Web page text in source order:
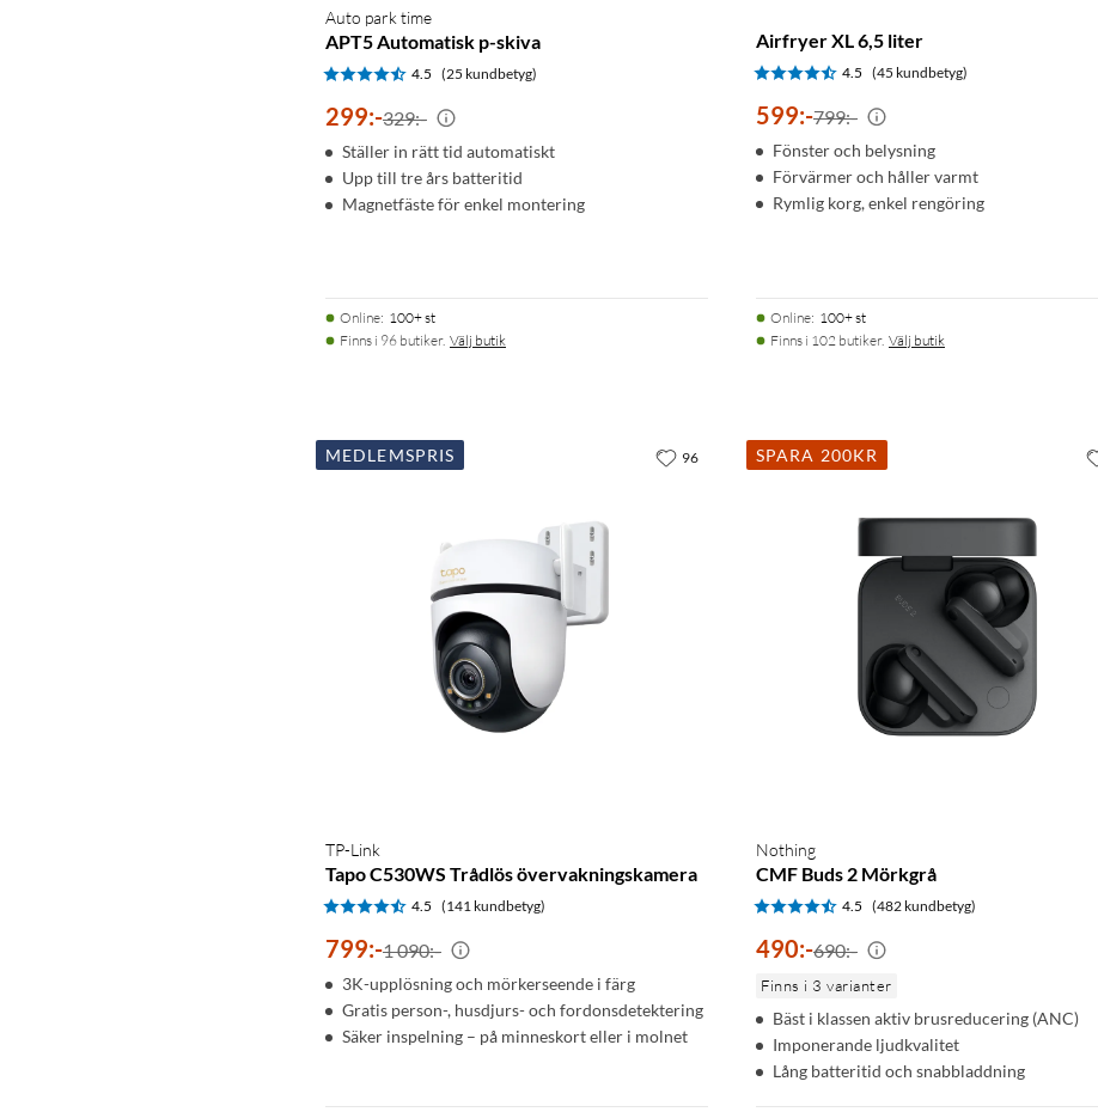
Auto park time
APT5 Automatisk p-skiva
4.5 (25 kundbetyg)
299:-329:-
Ställer in rätt tid automatiskt
Upp till tre års batteritid
Magnetfäste för enkel montering
Online: 100+ st
Finns i 96 butiker. Välj butik
Airfryer XL 6,5 liter
4.5 (45 kundbetyg)
599:-799:-
Fönster och belysning
Förvärmer och håller varmt
Rymlig korg, enkel rengöring
Online: 100+ st
Finns i 102 butiker. Välj butik
MEDLEMSPRIS
TP-Link
Tapo C530WS Trådlös övervakningskamera
4.5 (141 kundbetyg)
799:-1 090:-
3K-upplösning och mörkerseende i färg
Gratis person-, husdjurs- och fordonsdetektering
Säker inspelning – på minneskort eller i molnet
96 SPARA 200KR
Nothing
CMF Buds 2 Mörkgrå
4.5 (482 kundbetyg)
490:-690:-
Finns i 3 varianter
Bäst i klassen aktiv brusreducering (ANC)
Imponerande ljudkvalitet
Lång batteritid och snabbladdning